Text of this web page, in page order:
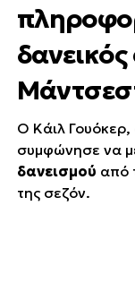
Ο Κάιλ Γουόκερ,
συμφώνησε να
δανεισμού από
της σεζόν.